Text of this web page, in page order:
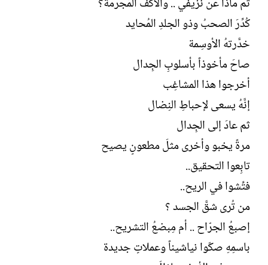
كُدِّرَ الصحبُ وذو الجلدِ المُحايد
خدَّرتهُ الأوسِمة
صاحَ مأخوذاً بأسلوبِ الجِدال
أخرجوا هذا المشاغِب
إنَّهُ يسعى لإحباطِ النِضال
ثم عادَ إلى الجِدال
مرةً يخبو وأخرى مثلَ مطعونٍ يصيح
تابِعوا التحقيق..
فتِّشوا في الريح..
من تُرى شقَّ الجسد ؟
إصبعُ الجرّاح .. أم مِبضعُ التشريح..
باسمِهِ صكّوا نياشيناً وعملاتٍ جديدة